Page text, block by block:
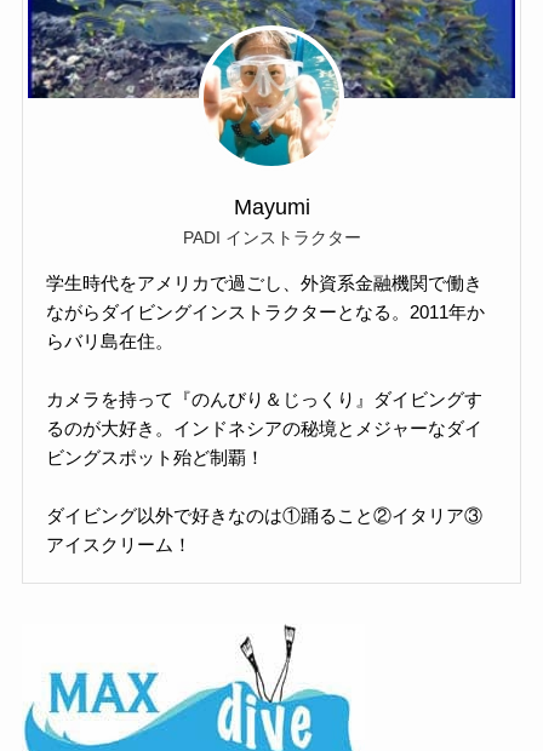
Mayumi
PADI インストラクター
学生時代をアメリカで過ごし、外資系金融機関で働き
ながらダイビングインストラクターとなる。2011年か
らバリ島在住。
カメラを持って『のんびり＆じっくり』ダイビングす
るのが大好き。インドネシアの秘境とメジャーなダイ
ビングスポット殆ど制覇！
ダイビング以外で好きなのは①踊ること②イタリア③
アイスクリーム！